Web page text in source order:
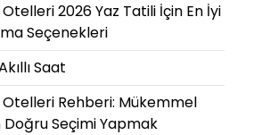
2026 Yaz Tatili İçin En İyi
Seçenekleri
Saat
Rehberi: Mükemmel
Doğru Seçimi Yapmak